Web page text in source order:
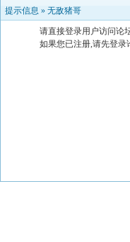
提示信息 » 无敌猪哥
请直接登录用户访问论
如果您已注册,请先登录